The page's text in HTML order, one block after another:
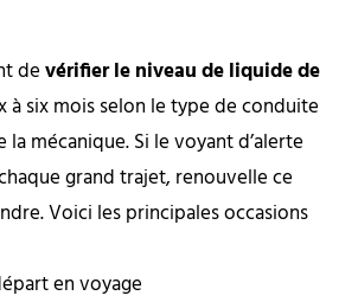
devérifier le niveau de liquide de
à six mois selon le type de conduite
la mécanique. Si le voyant d’alerte
grand trajet, renouvelle ce
Voici les principales occasions
en voyage